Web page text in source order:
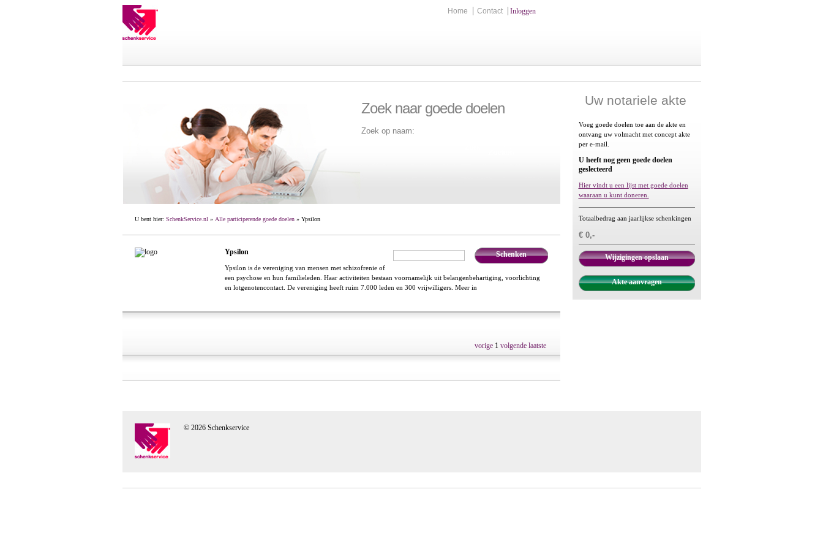
Home Contact Inloggen
Zoek naar goede doelen
Zoek op naam:
U bent hier: SchenkService.nl » Alle participerende goede doelen» Ypsilon
Schenken
Ypsilon
Ypsilon is de vereniging van mensen met schizofrenie of
een psychose en hun familieleden. Haar activiteiten bestaan voornamelijk uit belangenbehartiging, voorlichting
en lotgenotencontact. De vereniging heeft ruim 7.000 leden en 300 vrijwilligers. Meer in
vorige 1 volgende laatste
Uw notariele akte
Voeg goede doelen toe aan de akte en
ontvang uw volmacht met concept akte
per e-mail.
U heeft nog geen goede doelen
geslecteerd
Hier vindt u een lijst met goede doelen
waaraan u kunt doneren.
Totaalbedrag aan jaarlijkse schenkingen
€ 0,-
Wijzigingen opslaan
Akte aanvragen
© 2026 Schenkservice